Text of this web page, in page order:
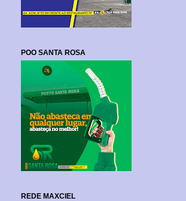
POO SANTA ROSA
REDE MAXCIEL